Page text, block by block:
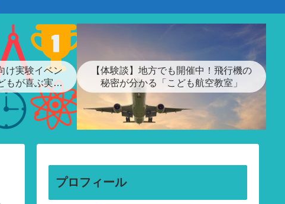
け実験イベン
もが喜ぶ実験
【体験談】地方でも開催中！飛行機の
秘密が分かる「こども航空教室」
プロフィール